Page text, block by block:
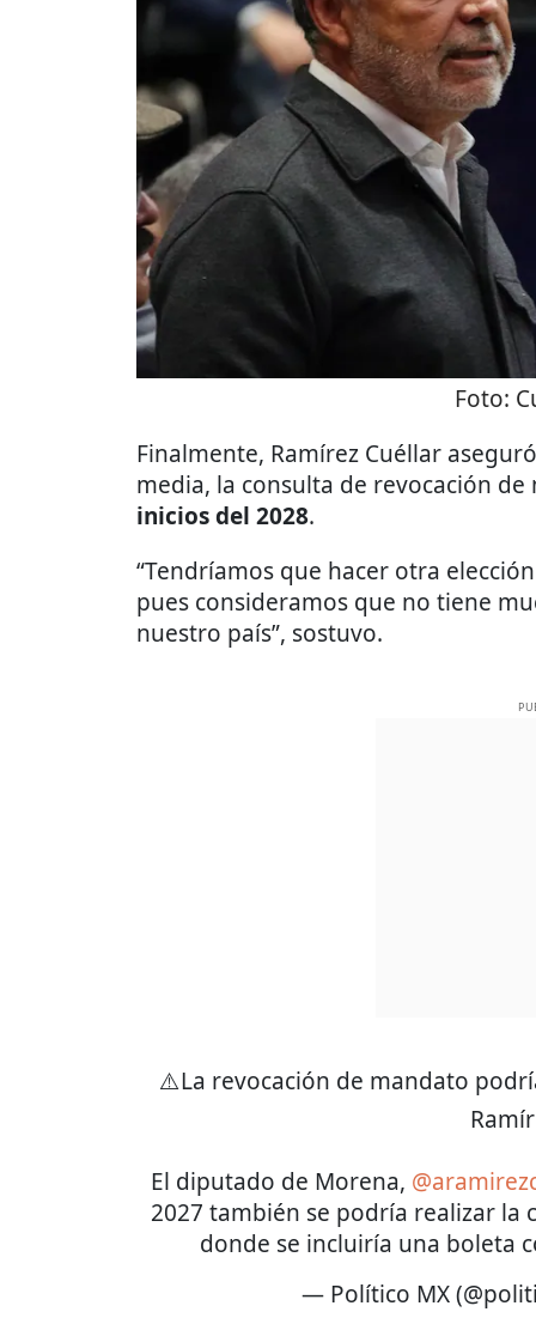
Foto:
Finalmente, Ramírez Cuéllar
media, la consulta de revocación
inicios del 2028.
“Tendríamos que hacer otra
pues consideramos que no tiene
nuestro país”, sostuvo.
⚠️La revocación de mandato
El diputado de Morena,
2027 también se podría realizar la
donde se incluiría una boleta
— Político MX